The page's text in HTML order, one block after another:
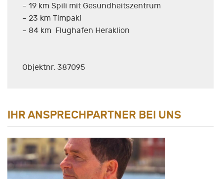
– 19 km Spili mit Gesundheitszentrum
– 23 km Timpaki
– 84 km Flughafen Heraklion
Objektnr. 387095
IHR ANSPRECHPARTNER BEI UNS